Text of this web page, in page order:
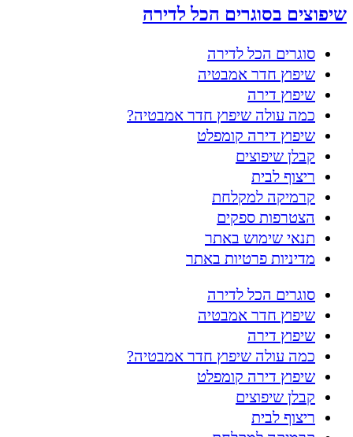
שיפוצים בסוגרים הכל לדירה
סוגרים הכל לדירה
שיפוץ חדר אמבטיה
שיפוץ דירה
כמה עולה שיפוץ חדר אמבטיה?
שיפוץ דירה קומפלט
קבלן שיפוצים
ריצוף לבית
קרמיקה למקלחת
הצטרפות ספקים
תנאי שימוש באתר
מדיניות פרטיות באתר
סוגרים הכל לדירה
שיפוץ חדר אמבטיה
שיפוץ דירה
כמה עולה שיפוץ חדר אמבטיה?
שיפוץ דירה קומפלט
קבלן שיפוצים
ריצוף לבית